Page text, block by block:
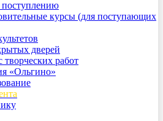
поступлению
курсы (для поступающих
дверей
творческих работ
«Ольгино»